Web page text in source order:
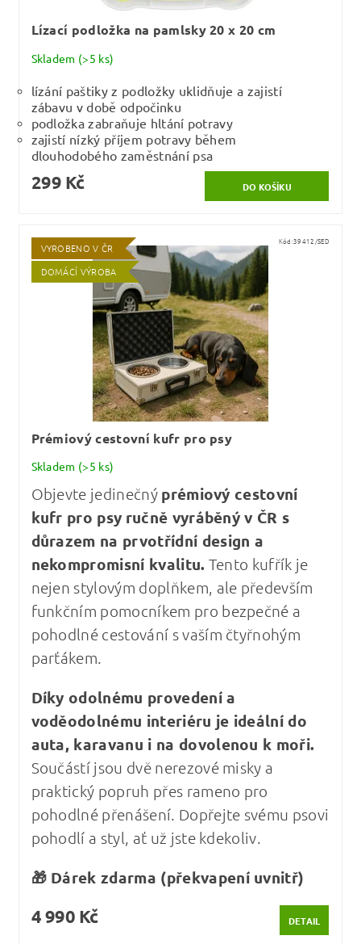
Lízací podložka na pamlsky 20 x 20 cm
Skladem (>5 ks)
lízání paštiky z podložky uklidňuje a zajistí
zábavu v době odpočinku
podložka zabraňuje hltání potravy
zajistí nízký příjem potravy během
dlouhodobého zaměstnání psa
299 Kč
VYROBENO V ČR
DOMÁCÍ VÝROBA
Kód:39412/SED
Prémiový cestovní kufr pro psy
Skladem (>5 ks)
Objevte jedinečný prémiový cestovní
kufr pro psy ručně vyráběný v ČR s
důrazem na prvotřídní design a
nekompromisní kvalitu. Tento kufřík je
nejen stylovým doplňkem, ale především
funkčním pomocníkem pro bezpečné a
pohodlné cestování s vaším čtyřnohým
parťákem.
Díky odolnému provedení a
voděodolnému interiéru je ideální do
auta, karavanu i na dovolenou k moři.
Součástí jsou dvě nerezové misky a
praktický popruh přes rameno pro
pohodlné přenášení. Dopřejte svému psovi
pohodlí a styl, ať už jste kdekoliv.
🎁 Dárek zdarma (překvapení uvnitř)
4 990 Kč DETAIL